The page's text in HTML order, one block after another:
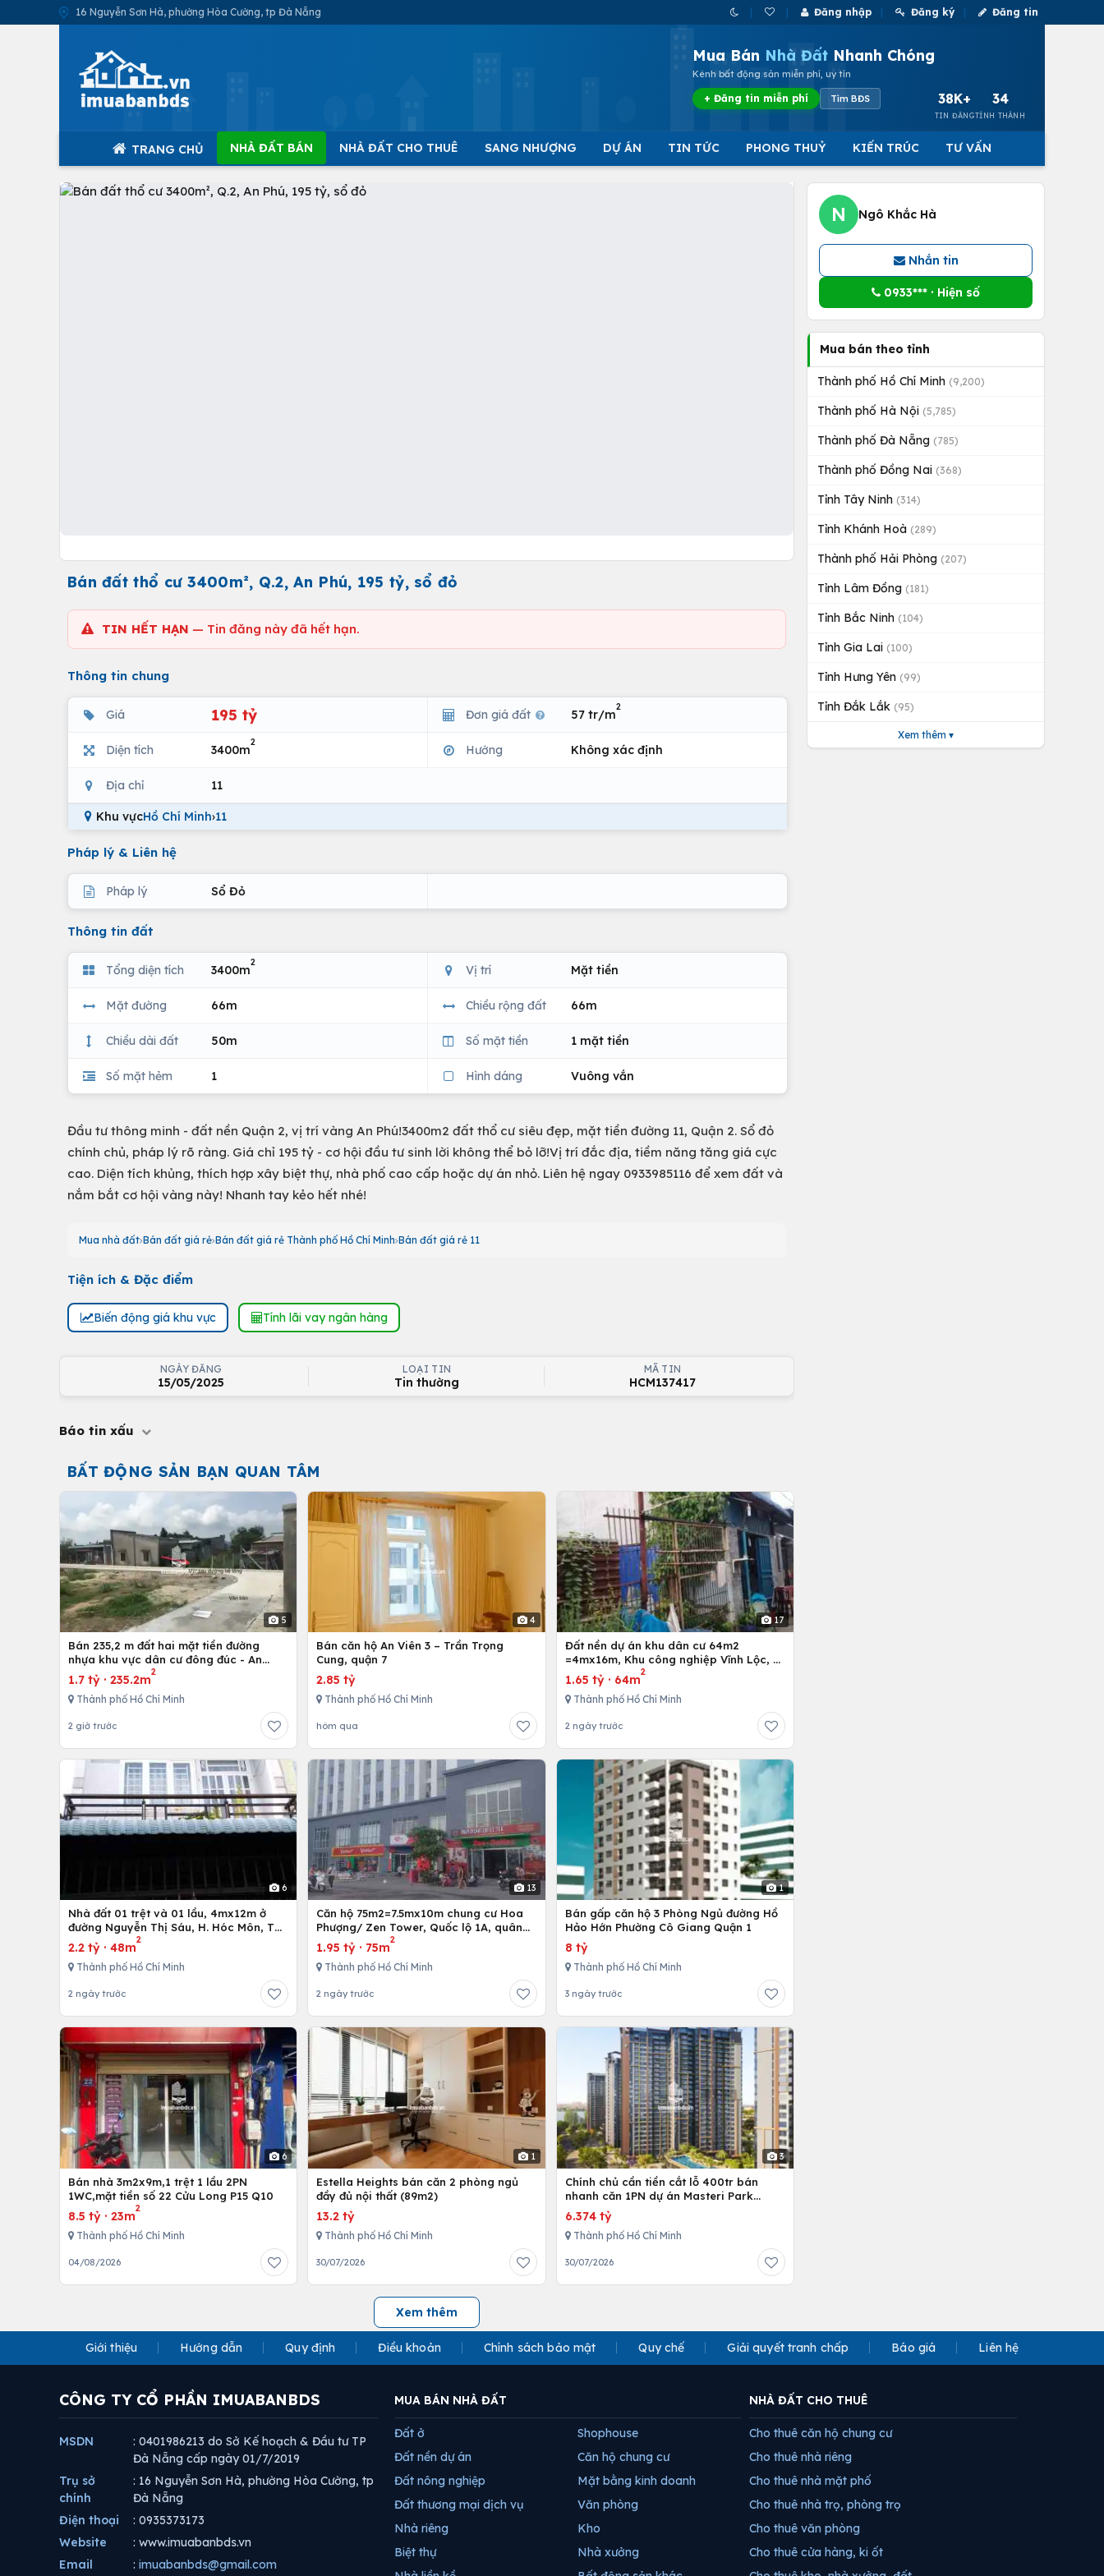
16 Nguyễn Sơn Hà, phường Hòa Cường, tp Đà Nẵng Đăng nhập Đăng ký Đăng tin
Mua Bán Nhà Đất Nhanh Chóng
Kênh bất động sản miễn phí, uy tín
+ Đăng tin miễn phí Tìm BĐS 38K+
TIN ĐĂNG
34
TỈNH THÀNH
TRANG CHỦ NHÀ ĐẤT BÁN NHÀ ĐẤT CHO THUÊ SANG NHƯỢNG DỰ ÁN TIN TỨC PHONG THUỶ KIẾN TRÚC TƯ VẤN
Bán đất thổ cư 3400m², Q.2, An Phú, 195 tỷ, sổ đỏ
TIN HẾT HẠN — Tin đăng này đã hết hạn.
Thông tin chung
Giá 195 tỷ Đơn giá đất 57 tr/m
2
Diện tích 3400m
2
Hướng Không xác định
Địa chỉ 11
Khu vựcHồ Chí Minh›11
Pháp lý & Liên hệ
Pháp lý Sổ Đỏ
Thông tin đất
Tổng diện tích 3400m
2
Vị trí Mặt tiền
Mặt đường 66m Chiều rộng đất 66m
Chiều dài đất 50m Số mặt tiền 1 mặt tiền
Số mặt hẻm 1 Hình dáng Vuông vắn
Đầu tư thông minh - đất nền Quận 2, vị trí vàng An Phú!3400m2 đất thổ cư siêu đẹp, mặt tiền đường 11, Quận 2. Sổ đỏ
chính chủ, pháp lý rõ ràng. Giá chỉ 195 tỷ - cơ hội đầu tư sinh lời không thể bỏ lỡ!Vị trí đắc địa, tiềm năng tăng giá cực
cao. Diện tích khủng, thích hợp xây biệt thự, nhà phố cao cấp hoặc dự án nhỏ. Liên hệ ngay 0933985116 để xem đất và
nắm bắt cơ hội vàng này! Nhanh tay kẻo hết nhé!
Mua nhà đất Bán đất giá rẻ Bán đất giá rẻ Thành phố Hồ Chí Minh Bán đất giá rẻ 11
Tiện ích & Đặc điểm
Biến động giá khu vực Tính lãi vay ngân hàng
NGÀY ĐĂNG
15/05/2025
LOẠI TIN
Tin thường
MÃ TIN
HCM137417
Báo tin xấu
BẤT ĐỘNG SẢN BẠN QUAN TÂM
5
Bán 235,2 m đất hai mặt tiền đường
nhựa khu vực dân cư đông đúc - An
nhứt-Long Điền - Bà Rịa
1.7 tỷ · 235.2m
2
Thành phố Hồ Chí Minh
2 giờ trước
4
Bán căn hộ An Viên 3 – Trần Trọng
Cung, quận 7
2.85 tỷ
Thành phố Hồ Chí Minh
hôm qua
17
Đất nền dự án khu dân cư 64m2
=4mx16m, Khu công nghiệp Vĩnh Lộc, H.
Bình Chánh, Tp. Hồ Chí Minh
1.65 tỷ· 64m
2
Thành phố Hồ Chí Minh
2 ngày trước
6
Nhà đất 01 trệt và 01 lầu, 4mx12m ở
đường Nguyễn Thị Sáu, H. Hóc Môn, Tp.
Hồ Chí Minh
2.2 tỷ · 48m
2
Thành phố Hồ Chí Minh
2 ngày trước
13
Căn hộ 75m2=7.5mx10m chung cư Hoa
Phượng/ Zen Tower, Quốc lộ 1A, quân
12,Tp. Hồ Chí Minh, Việt Nam
1.95 tỷ · 75m
2
Thành phố Hồ Chí Minh
2 ngày trước
1
Bán gấp căn hộ 3 Phòng Ngủ đường Hồ
Hảo Hớn Phường Cô Giang Quận 1
8 tỷ
Thành phố Hồ Chí Minh
3 ngày trước
6
Bán nhà 3m2x9m,1 trệt 1 lầu 2PN
1WC,mặt tiền số 22 Cửu Long P15 Q10
8.5 tỷ · 23m
2
Thành phố Hồ Chí Minh
04/08/2026
1
Estella Heights bán căn 2 phòng ngủ
đầy đủ nội thất (89m2)
13.2 tỷ
Thành phố Hồ Chí Minh
30/07/2026
3
Chính chủ cần tiền cắt lỗ 400tr bán
nhanh căn 1PN dự án Masteri Park
Place
6.374 tỷ
Thành phố Hồ Chí Minh
30/07/2026
Xem thêm
N Ngô Khắc Hà
Nhắn tin
0933*** · Hiện số
Mua bán theo tỉnh
Thành phố Hồ Chí Minh (9,200)
Thành phố Hà Nội (5,785)
Thành phố Đà Nẵng (785)
Thành phố Đồng Nai (368)
Tỉnh Tây Ninh (314)
Tỉnh Khánh Hoà (289)
Thành phố Hải Phòng (207)
Tỉnh Lâm Đồng (181)
Tỉnh Bắc Ninh (104)
Tỉnh Gia Lai (100)
Tỉnh Hưng Yên (99)
Tỉnh Đắk Lắk (95)
Xem thêm ▾
Giới thiệu Hướng dẫn Quy định Điều khoản Chính sách bảo mật Quy chế Giải quyết tranh chấp Báo giá Liên hệ
CÔNG TY CỔ PHẦN IMUABANBDS
MSDN
: 0401986213 do Sở Kế hoạch & Đầu tư TP
Đà Nẵng cấp ngày 01/7/2019
Trụ sở
chính
: 16 Nguyễn Sơn Hà, phường Hòa Cường, tp
Đà Nẵng
Điện thoại
: 0935373173
Website
: www.imuabanbds.vn
Email
: imuabanbds@gmail.com
MUA BÁN NHÀ ĐẤT
Đất ở
Đất nền dự án
Đất nông nghiệp
Đất thương mại dịch vụ
Nhà riêng
Biệt thự
Shophouse
Căn hộ chung cư
Mặt bằng kinh doanh
Văn phòng
Kho
Nhà xưởng
NHÀ ĐẤT CHO THUÊ
Cho thuê căn hộ chung cư
Cho thuê nhà riêng
Cho thuê nhà mặt phố
Cho thuê nhà trọ, phòng trọ
Cho thuê văn phòng
Cho thuê cửa hàng, ki ốt